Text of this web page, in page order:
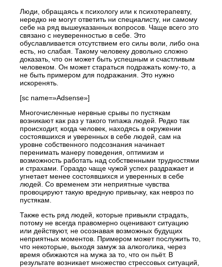
Люди, обращаясь к психологу или к психотерапевту,
нередко не могут ответить ни специалисту, ни самому
себе на ряд вышеуказанных вопросов. Чаще всего это
связано с неуверенностью в себе. Это
обуславливается отсутствием его силы воли, либо она
есть, но слабая. Такому человеку довольно сложно
доказать, что он может быть успешным и счастливым
человеком. Он может стараться подражать кому-то, а
не быть примером для подражания. Это нужно
искоренять.
[sc name=»Adsense»]
Многочисленные нервные срывы по пустякам
возникают как раз у такого типажа людей. Редко так
происходит, когда человек, находясь в окружении
состоявшихся и уверенных в себе людей, сам на
уровне собственного подсознания начинает
перенимать манеру поведения, оптимизм и
возможность работать над собственными трудностями
и страхами. Гораздо чаще чужой успех раздражает и
угнетает менее состоявшихся и уверенных в себе
людей. Со временем эти неприятные чувства
провоцируют такую вредную привычку, как невроз по
пустякам.
Также есть ряд людей, которые привыкли страдать,
потому не всегда правомерно оценивают ситуацию
или действуют, не осознавая возможных будущих
неприятных моментов. Примером может послужить то,
что некоторые, выходя замуж за алкоголика, через
время обижаются на мужа за то, что он пьёт. В
результате возникает множество стрессовых ситуаций,